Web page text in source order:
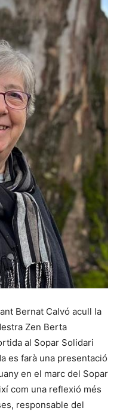
Bernat Calvó acull la
Zen Berta
al Sopar Solidari
es farà una presentació
en el marc del Sopar
com una reflexió més
responsable del